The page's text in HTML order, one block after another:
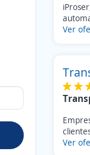
Ver
Ver